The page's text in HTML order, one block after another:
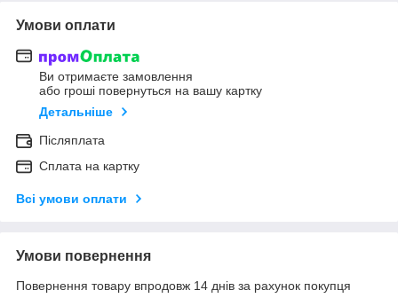
Умови оплати
Ви отримаєте замовлення
або гроші повернуться на вашу картку
Детальніше
Післяплата
Сплата на картку
Всі умови оплати
Умови повернення
Повернення товару впродовж 14 днів за рахунок покупця